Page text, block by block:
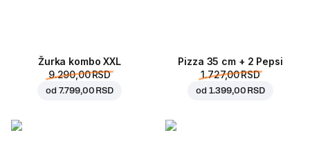
Žurka kombo XXL
9.290,00 RSD
od 7.799,00 RSD
Pizza 35 cm + 2 Pepsi
1.727,00 RSD
od 1.399,00 RSD